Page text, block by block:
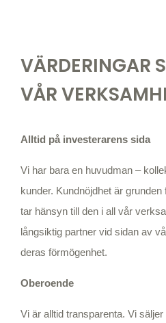
VÄRDERINGAR
VÅR
Alltid på investerarens sida
Vi har bara en huvudman –
kunder. Kundnöjdhet är
tar hänsyn till den i all vår
långsiktig partner vid sidan av
deras förmögenhet.
Oberoende
Vi är alltid transparenta. Vi